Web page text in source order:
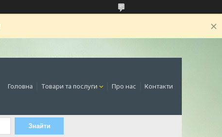
Головна Товари та послуги Про нас Контакти
Знайти